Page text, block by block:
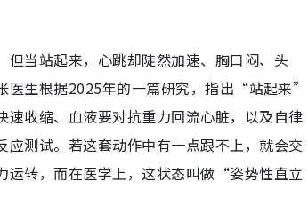
当站起来，心跳却陡然加速、胸口闷、头
生根据2025年的一篇研究，指出“站起来”
收缩、血液要对抗重力回流心脏，以及自律
测试。若这套动作中有一点跟不上，就会交
运转，而在医学上，这状态叫做“姿势性直立